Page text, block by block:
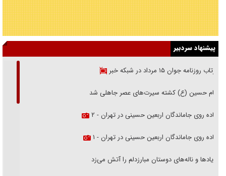
پیشنهاد سردبیر
بازتاب روزنامه جوان ۱۵ مرداد در شبکه خبر
امام حسین (ع) کشته سیرت‌های عصر جاهلی شد
پیاده روی جاماندگان اربعین حسینی در تهران - ۲
پیاده روی جاماندگان اربعین حسینی در تهران - ۱
فریاد‌ها و ناله‌های دوستان مبارزدلم را آتش می‌زد